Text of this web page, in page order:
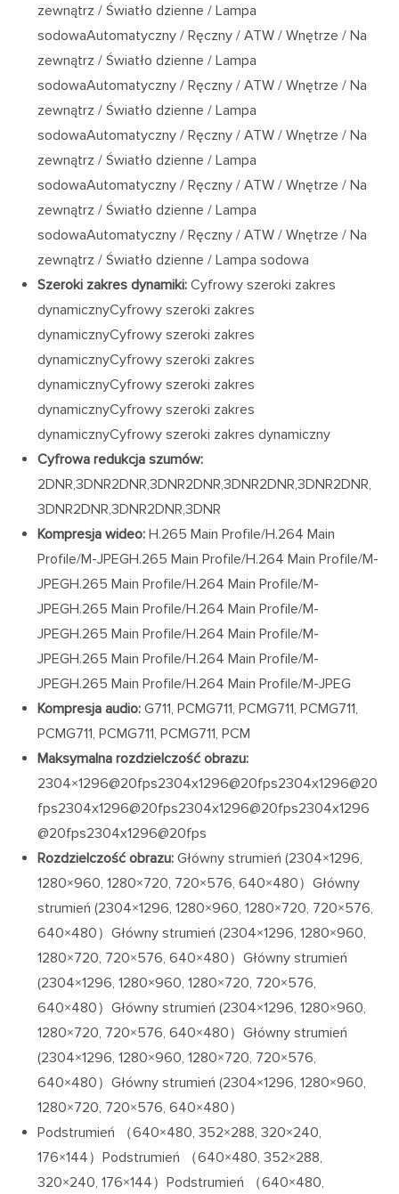
zewnątrz / Światło dzienne / Lampa
sodowaAutomatyczny / Ręczny / ATW / Wnętrze / Na
zewnątrz / Światło dzienne / Lampa
sodowaAutomatyczny / Ręczny / ATW / Wnętrze / Na
zewnątrz / Światło dzienne / Lampa
sodowaAutomatyczny / Ręczny / ATW / Wnętrze / Na
zewnątrz / Światło dzienne / Lampa
sodowaAutomatyczny / Ręczny / ATW / Wnętrze / Na
zewnątrz / Światło dzienne / Lampa
sodowaAutomatyczny / Ręczny / ATW / Wnętrze / Na
zewnątrz / Światło dzienne / Lampa sodowa
Szeroki zakres dynamiki:Cyfrowy szeroki zakres
dynamicznyCyfrowy szeroki zakres
dynamicznyCyfrowy szeroki zakres
dynamicznyCyfrowy szeroki zakres
dynamicznyCyfrowy szeroki zakres
dynamicznyCyfrowy szeroki zakres
dynamicznyCyfrowy szeroki zakres dynamiczny
Cyfrowa redukcja szumów:
2DNR,3DNR2DNR,3DNR2DNR,3DNR2DNR,3DNR2DNR,
3DNR2DNR,3DNR2DNR,3DNR
Kompresja wideo:H.265 Main Profile/H.264 Main
Profile/M-JPEGH.265 Main Profile/H.264 Main Profile/M-
JPEGH.265 Main Profile/H.264 Main Profile/M-
JPEGH.265 Main Profile/H.264 Main Profile/M-
JPEGH.265 Main Profile/H.264 Main Profile/M-
JPEGH.265 Main Profile/H.264 Main Profile/M-
JPEGH.265 Main Profile/H.264 Main Profile/M-JPEG
Kompresja audio:G711, PCMG711, PCMG711, PCMG711,
PCMG711, PCMG711, PCMG711, PCM
Maksymalna rozdzielczość obrazu:
2304×1296@20fps2304x1296@20fps2304x1296@20
fps2304x1296@20fps2304x1296@20fps2304x1296
@20fps2304x1296@20fps
Rozdzielczość obrazu:Główny strumień (2304×1296,
1280×960, 1280×720, 720×576, 640×480）Główny
strumień (2304×1296, 1280×960, 1280×720, 720×576,
640×480）Główny strumień (2304×1296, 1280×960,
1280×720, 720×576, 640×480）Główny strumień
(2304×1296, 1280×960, 1280×720, 720×576,
640×480）Główny strumień (2304×1296, 1280×960,
1280×720, 720×576, 640×480）Główny strumień
(2304×1296, 1280×960, 1280×720, 720×576,
640×480）Główny strumień (2304×1296, 1280×960,
1280×720, 720×576, 640×480）
Podstrumień （640×480, 352×288, 320×240,
176×144）Podstrumień （640×480, 352×288,
320×240, 176×144）Podstrumień （640×480,